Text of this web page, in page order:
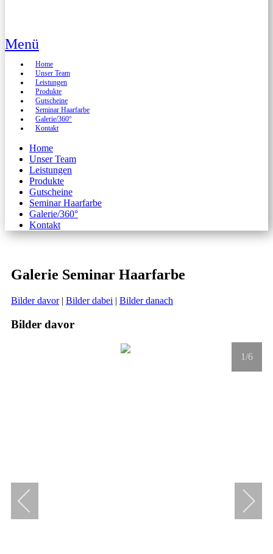
Menü
Home
Unser Team
Leistungen
Produkte
Gutscheine
Seminar Haarfarbe
Galerie/360°
Kontakt
Home
Unser Team
Leistungen
Produkte
Gutscheine
Seminar Haarfarbe
Galerie/360°
Kontakt
Galerie Seminar Haarfarbe
Bilder davor| Bilder dabei | Bilder danach
Bilder davor
1/6